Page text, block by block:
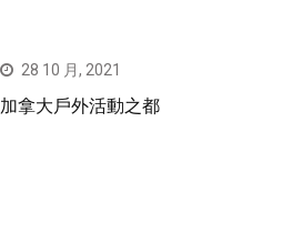
28 10 月, 2021
加拿大戶外活動之都